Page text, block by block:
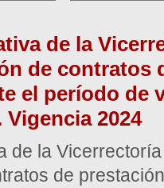
de la
de contratos
el período de
2024
de la
de